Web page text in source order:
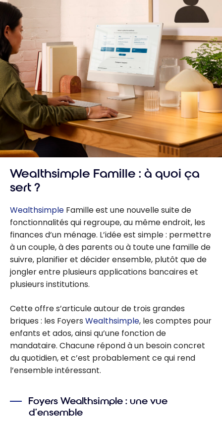
Wealthsimple Famille : à quoi ça
sert ?
Wealthsimple Famille est une nouvelle suite de
fonctionnalités qui regroupe, au même endroit, les
finances d’un ménage. L’idée est simple : permettre
à un couple, à des parents ou à toute une famille de
suivre, planifier et décider ensemble, plutôt que de
jongler entre plusieurs applications bancaires et
plusieurs institutions.
Cette offre s’articule autour de trois grandes
briques : les Foyers Wealthsimple, les comptes pour
enfants et ados, ainsi qu’une fonction de
mandataire. Chacune répond à un besoin concret
du quotidien, et c’est probablement ce qui rend
l’ensemble intéressant.
Foyers Wealthsimple : une vue
d’ensemble